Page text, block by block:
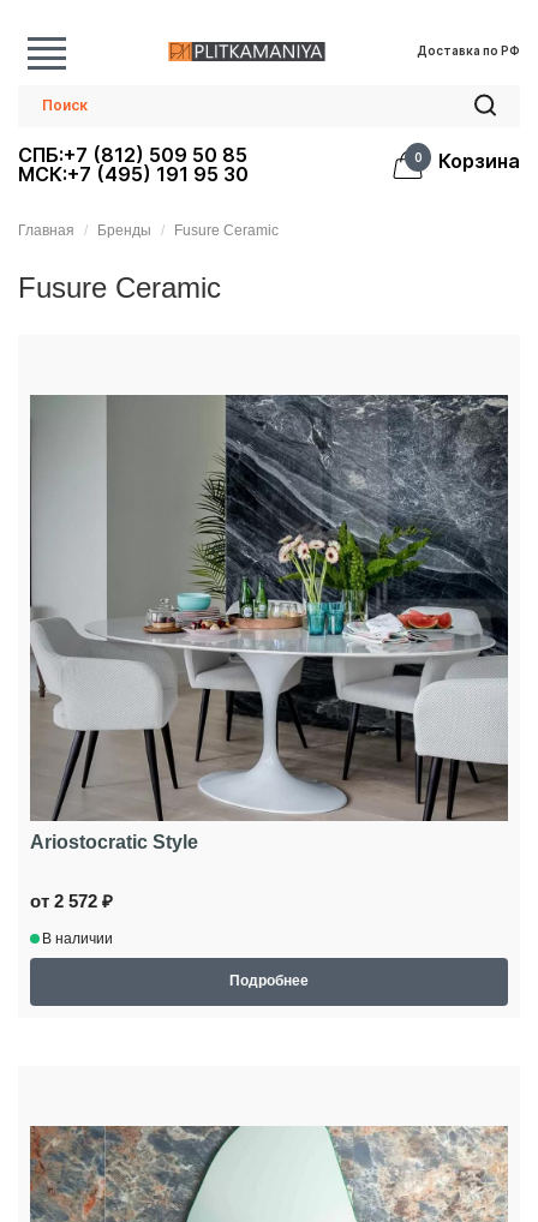
Доставка по РФ
СПБ:+7 (812) 509 50 85
МСК:+7 (495) 191 95 30
0 Корзина
Главная Бренды Fusure Ceramic
Fusure Ceramic
Ariostocratic Style
от 2 572 ₽
В наличии
Подробнее